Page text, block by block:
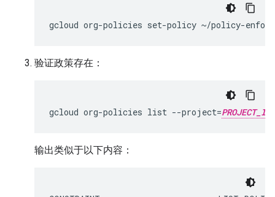
gcloud org-policies set-policy
验证政策存在：
gcloud org-policies list --project=PROJECT_ID
输出类似于以下内容：